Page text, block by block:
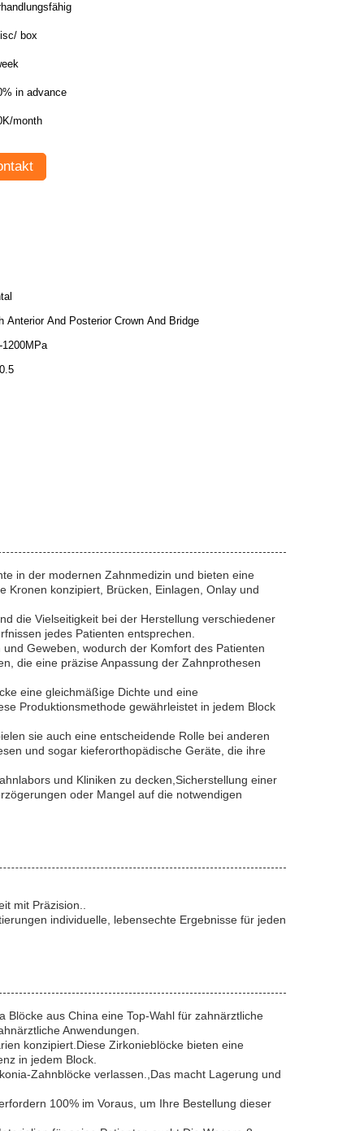
box
in advance
month
Anterior And Posterior Crown And Bridge
1200MPa
in der modernen Zahnmedizin und bieten eine
Kronen konzipiert, Brücken, Einlagen, Onlay und
die Vielseitigkeit bei der Herstellung verschiedener
jedes Patienten entsprechen.
Geweben, wodurch der Komfort des Patienten
die eine präzise Anpassung der Zahnprothesen
eine gleichmäßige Dichte und eine
Produktionsmethode gewährleistet in jedem Block
sie auch eine entscheidende Rolle bei anderen
und sogar kieferorthopädische Geräte, die ihre
und Kliniken zu decken,Sicherstellung einer
oder Mangel auf die notwendigen
mit Präzision..
individuelle, lebensechte Ergebnisse für jeden
aus China eine Top-Wahl für zahnärztliche
Anwendungen.
konzipiert.Diese Zirkonieblöcke bieten eine
in jedem Block.
Zahnblöcke verlassen.,Das macht Lagerung und
100% im Voraus, um Ihre Bestellung dieser